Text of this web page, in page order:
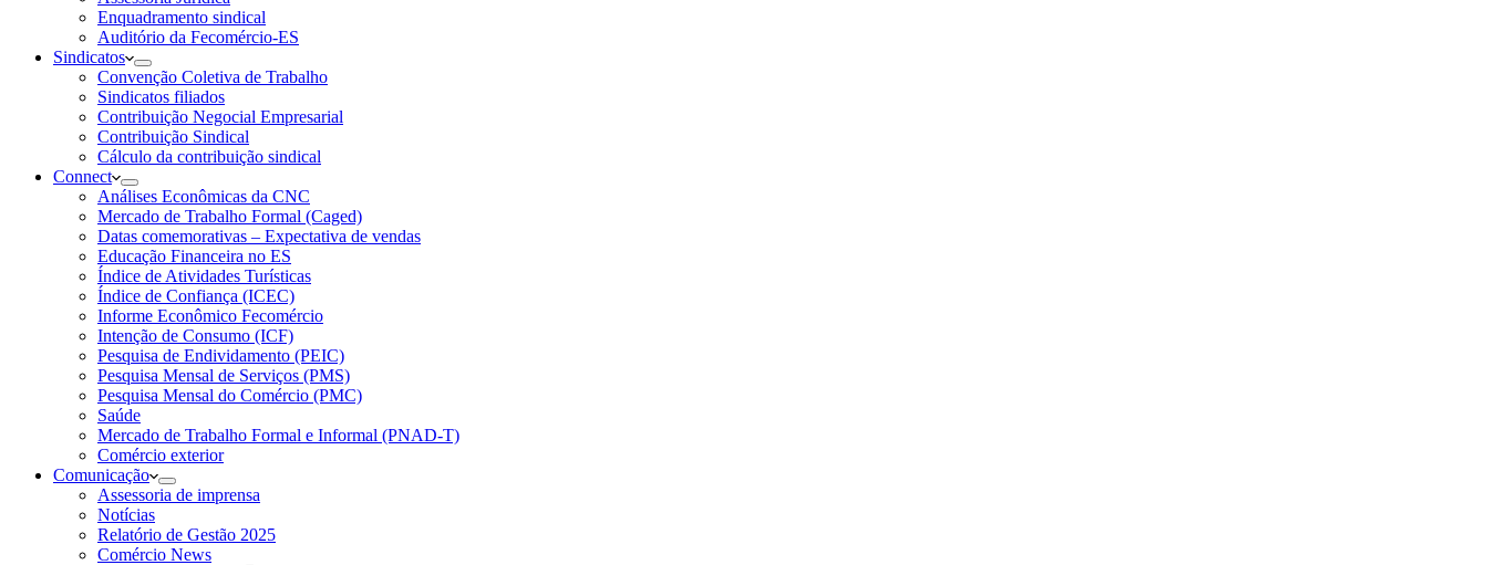
Enquadramento sindical
Auditório da Fecomércio-ES
Sindicatos
Convenção Coletiva de Trabalho
Sindicatos filiados
Contribuição Negocial Empresarial
Contribuição Sindical
Cálculo da contribuição sindical
Connect
Análises Econômicas da CNC
Mercado de Trabalho Formal (Caged)
Datas comemorativas – Expectativa de vendas
Educação Financeira no ES
Índice de Atividades Turísticas
Índice de Confiança (ICEC)
Informe Econômico Fecomércio
Intenção de Consumo (ICF)
Pesquisa de Endividamento (PEIC)
Pesquisa Mensal de Serviços (PMS)
Pesquisa Mensal do Comércio (PMC)
Saúde
Mercado de Trabalho Formal e Informal (PNAD-T)
Comércio exterior
Comunicação
Assessoria de imprensa
Notícias
Relatório de Gestão 2025
Comércio News